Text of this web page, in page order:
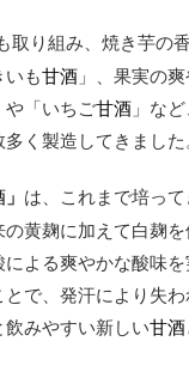
取り組み、焼き芋の
も甘酒 」、果実の
や「いちご甘酒 」な
多く製造してきました
」 は、これまで培って
黄麹に加えて白麹を
よる爽やかな酸味
で、発汗により失
みやすい新しい甘酒